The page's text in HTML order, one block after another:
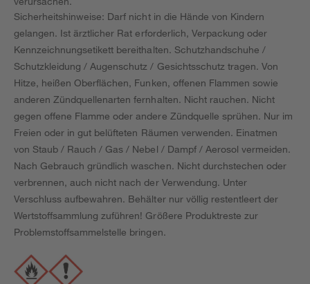
Sicherheitshinweise: Darf nicht in die Hände von Kindern
gelangen. Ist ärztlicher Rat erforderlich, Verpackung oder
Kennzeichnungsetikett bereithalten. Schutzhandschuhe /
Schutzkleidung / Augenschutz / Gesichtsschutz tragen. Von
Hitze, heißen Oberflächen, Funken, offenen Flammen sowie
anderen Zündquellenarten fernhalten. Nicht rauchen. Nicht
gegen offene Flamme oder andere Zündquelle sprühen. Nur im
Freien oder in gut belüfteten Räumen verwenden. Einatmen
von Staub / Rauch / Gas / Nebel / Dampf / Aerosol vermeiden.
Nach Gebrauch gründlich waschen. Nicht durchstechen oder
verbrennen, auch nicht nach der Verwendung. Unter
Verschluss aufbewahren. Behälter nur völlig restentleert der
Wertstoffsammlung zuführen! Größere Produktreste zur
Problemstoffsammelstelle bringen.